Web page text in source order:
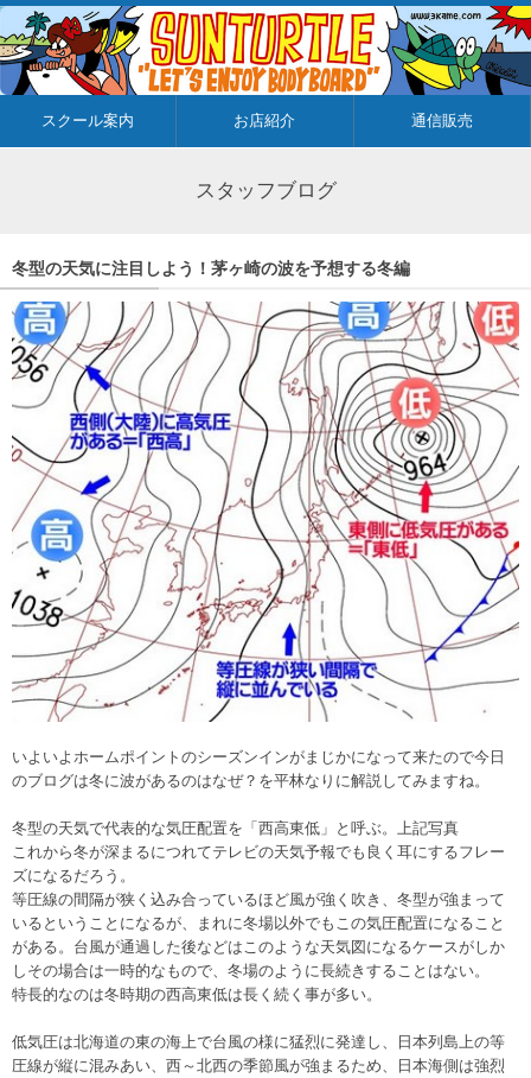
スクール案内 お店紹介 通信販売
スタッフブログ
冬型の天気に注目しよう！茅ヶ崎の波を予想する冬編
いよいよホームポイントのシーズンインがまじかになって来たので今日
のブログは冬に波があるのはなぜ？を平林なりに解説してみますね。
冬型の天気で代表的な気圧配置を「西高東低」と呼ぶ。上記写真
これから冬が深まるにつれてテレビの天気予報でも良く耳にするフレー
ズになるだろう。
等圧線の間隔が狭く込み合っているほど風が強く吹き、冬型が強まって
いるということになるが、まれに冬場以外でもこの気圧配置になること
がある。台風が通過した後などはこのような天気図になるケースがしか
しその場合は一時的なもので、冬場のように長続きすることはない。
特長的なのは冬時期の西高東低は長く続く事が多い。
低気圧は北海道の東の海上で台風の様に猛烈に発達し、日本列島上の等
圧線が縦に混みあい、西～北西の季節風が強まるため、日本海側は強烈